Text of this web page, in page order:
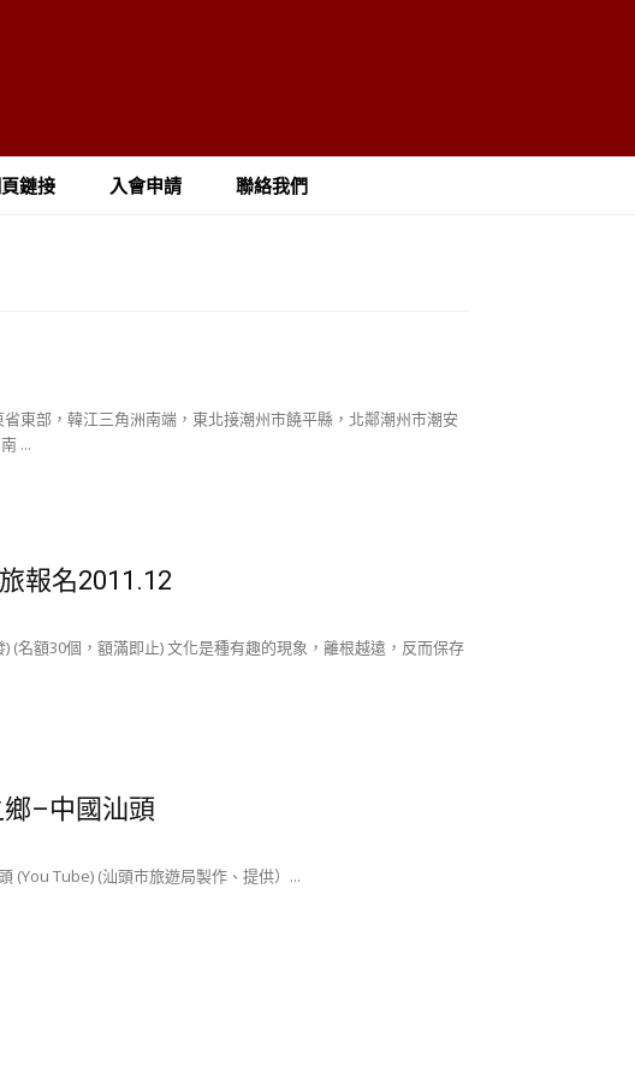
鏈接 入會申請 聯絡我們
省東部，韓江三角洲南端，東北接潮州市饒平縣，北鄰潮州市潮安
...
報名2011.12
(名額30個，額滿即止) 文化是種有趣的現象，離根越遠，反而保存
–中國汕頭
(You Tube) (汕頭市旅遊局製作、提供）...